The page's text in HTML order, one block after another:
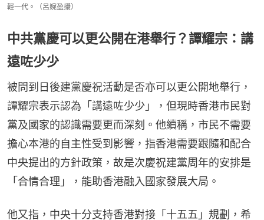
輕一代。（呂婉盈攝）
中共黨慶可以更公開在港舉行？譚耀宗：講
遠咗少少
被問到日後建黨慶祝活動是否亦可以更公開地舉行，
譚耀宗表示認為「講遠咗少少」，但現時香港市民對
黨及國家的認識需要更而深刻。他續稱，市民不需要
擔心本港的自主性受到影響，指香港需要跟隨和配合
中央提出的方針政策，故是次慶祝建黨周年的安排是
「合情合理」，能助香港融入國家發展大局。
他又指，中央十分支持香港對接「十五五」規劃，希